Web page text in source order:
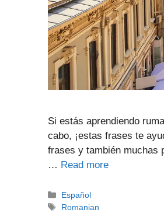
Si estás aprendiendo
cabo, ¡estas frases te
frases y también muchas
… Read more
Categories
Español
Tags
Romanian